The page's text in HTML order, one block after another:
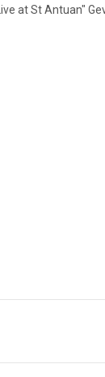
at St Antuan"